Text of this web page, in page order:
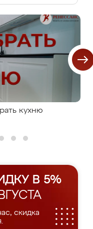
кухню
В 5%
скидка